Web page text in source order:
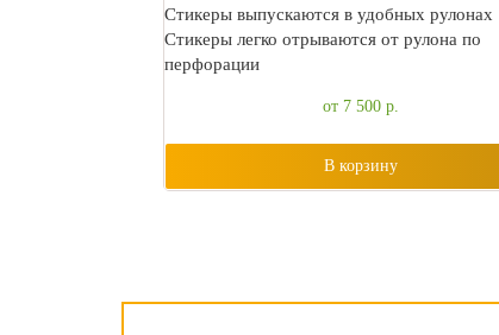
Стикеры выпускаются в удобных рулонах
Стикеры легко отрываются от рулона по
перфорации
от 7 500 р.
В корзину